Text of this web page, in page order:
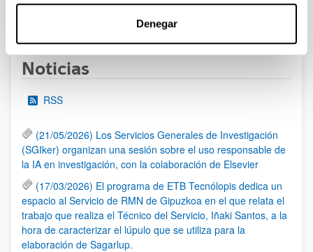
Denegar
Páginas intermedias Use TAB para desplazarse.
PáginaPágina
Noticias
RSS
(21/05/2026) Los Servicios Generales de Investigación
(SGIker) organizan una sesión sobre el uso responsable de
la IA en investigación, con la colaboración de Elsevier
(17/03/2026) El programa de ETB Tecnólopis dedica un
espacio al Servicio de RMN de Gipuzkoa en el que relata el
trabajo que realiza el Técnico del Servicio, Iñaki Santos, a la
hora de caracterizar el lúpulo que se utiliza para la
elaboración de Sagarlup.